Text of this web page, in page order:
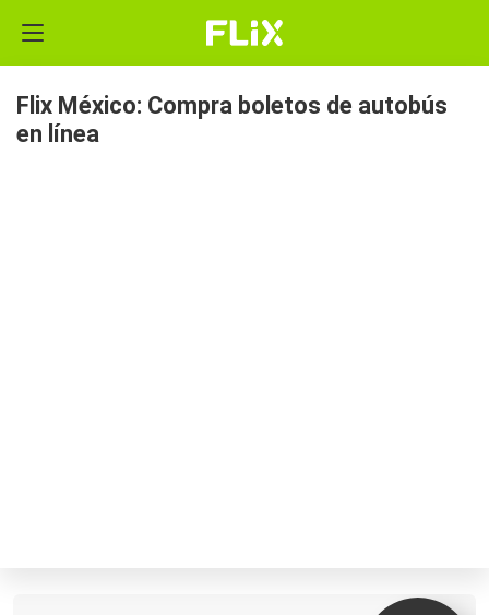
Flix México: Compra boletos de autobús
en línea